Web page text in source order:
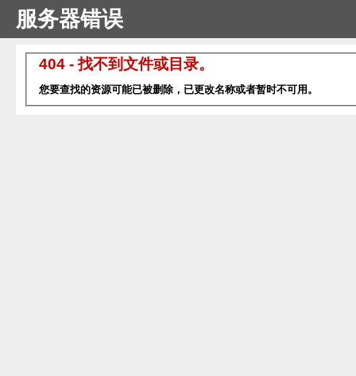
服务器错误
404 - 找不到文件或目录。
您要查找的资源可能已被删除，已更改名称或者暂时不可用。